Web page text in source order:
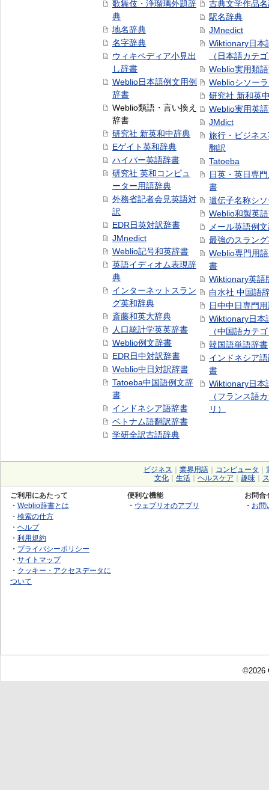
歌舞伎・浄瑠璃外題辞
典
地名辞典
名字辞典
ウィキペディア小見出
し辞書
Weblio日本語例文用例
辞書
Weblio類語・言い換え
辞書
研究社 新英和中辞典
Eゲイト英和辞典
ハイパー英語辞書
研究社 英和コンピュ
ーター用語辞典
外務省記者会見英語対
訳
EDR日英対訳辞書
JMnedict
Weblio記号和英辞書
英語イディオム表現辞
典
インターネットスラン
グ英和辞典
斎藤和英大辞典
人口統計学英英辞書
Weblio例文辞書
EDR日中対訳辞書
Weblio中日対訳辞書
Tatoeba中国語例文辞
書
インドネシア語辞書
ベトナム語翻訳辞書
学研全訳古語辞典
古典文学作品
駅名辞典
JMnedict
Wiktionary日本
（日本語カテ
Weblio実用類
Weblioシソー
研究社 新和英
Weblio実用英
JMdict
旅行・ビジネ
翻訳
Tatoeba
日英・英日専
書
遺伝子名称シ
Weblio和製英
メール英語例
最強のスラン
Weblio専門用
書
Wiktionary英語
白水社 中国語
日中中日専門
Wiktionary日本
（中国語カテ
韓国語単語辞書
インドネシア
書
Wiktionary日本
（フランス語
リ）
ビジネス 業界用語 コンピュータ
文化
生活 ヘルスケア 趣味
ご利用にあたって
・ Weblio辞書とは
・ 検索の仕方
・ ヘルプ
・ 利用規約
・ プライバシーポリシー
・ サイトマップ
・ クッキー・アクセスデータに
ついて
便利な機能
・ ウェブリオのアプリ
お問合
・ お問
©2026